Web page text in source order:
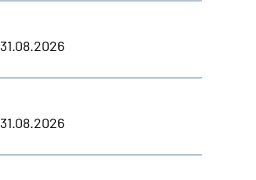
31.08.2026
31.08.2026